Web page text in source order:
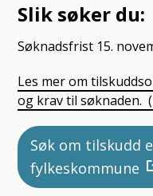
Slik søker du:
Søknadsfrist 15.
Les mer om
og krav til søknaden.
Søk om tilskudd
fylkeskommune